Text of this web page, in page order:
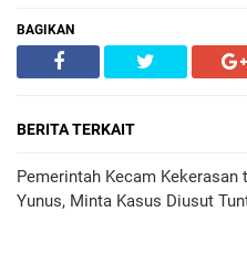
BAGIKAN
BERITA TERKAIT
Pemerintah Kecam Kekerasan
Yunus, Minta Kasus Diusut